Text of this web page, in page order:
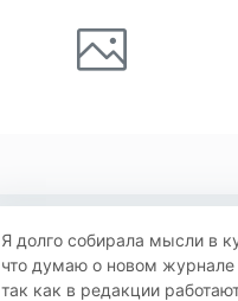
Я долго собирала мысли в
что думаю о новом журнале
так как в редакции